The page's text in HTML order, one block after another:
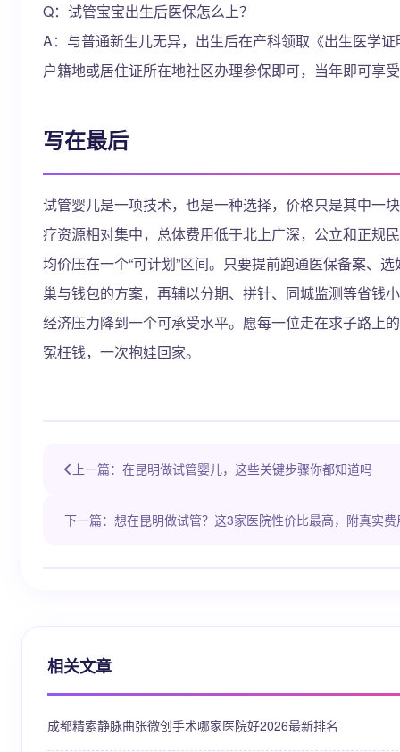
Q：试管宝宝出生后医保怎么上？
A：与普通新生儿无异，出生后在产科领取《出生医学
户籍地或居住证所在地社区办理参保即可，当年即可享
写在最后
试管婴儿是一项技术，也是一种选择，价格只是其中一
疗资源相对集中，总体费用低于北上广深，公立和正规
均价压在一个“可计划”区间。只要提前跑通医保备案、
巢与钱包的方案，再辅以分期、拼针、同城监测等省钱
经济压力降到一个可承受水平。愿每一位走在求子路上
冤枉钱，一次抱娃回家。
上一篇：在昆明做试管婴儿，这些关键步骤你都知道吗
下一篇：想在昆明做试管？这3家医院性价比最高，附真实
相关文章
成都精索静脉曲张微创手术哪家医院好2026最新排名